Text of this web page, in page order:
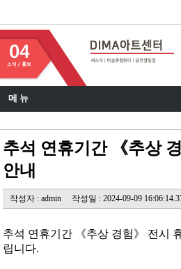
메 뉴
추석 연휴기간 《추상
안내
작성자 : admin 작성일 : 2024-09-09
추석 연휴기간 《추상 경험》 전시
립니다.